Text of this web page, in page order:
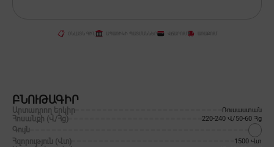
ՎՃԱՐՈՒՄ
ԲՆՈՒԹԱԳԻՐ
Արտադրող երկիր Ռուսաստան
Հոսանքի (Վ/Հց) 220-240 Վ/50-60 Հց
Գույն
Հզորություն (Վտ)
1500 Վտ